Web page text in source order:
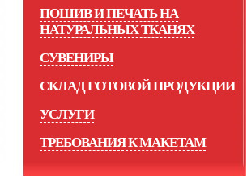
ПОШИВ И ПЕЧАТЬ НА
НАТУРАЛЬНЫХ ТКАНЯХ
СУВЕНИРЫ
СКЛАД ГОТОВОЙ ПРОДУКЦИИ
УСЛУГИ
ТРЕБОВАНИЯ К МАКЕТАМ